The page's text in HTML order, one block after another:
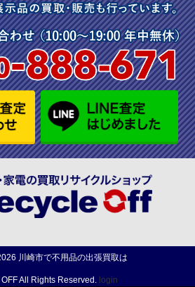
川崎市で不用品の出張買取は
All Rights Reserved. login